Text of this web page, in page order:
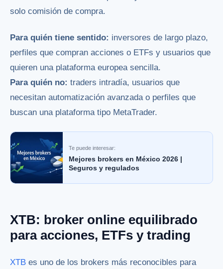
solo comisión de compra.
Para quién tiene sentido: inversores de largo plazo,
perfiles que compran acciones o ETFs y usuarios que
quieren una plataforma europea sencilla.
Para quién no: traders intradía, usuarios que
necesitan automatización avanzada o perfiles que
buscan una plataforma tipo MetaTrader.
Te puede interesar:
Mejores brokers en México 2026 |
Seguros y regulados
XTB: broker online equilibrado
para acciones, ETFs y trading
XTB es uno de los brokers más reconocibles para